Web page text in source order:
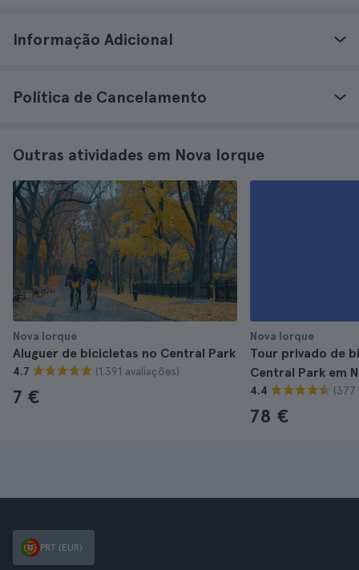
Informação Adicional
Política de Cancelamento
Outras atividades em Nova Iorque
Nova Iorque
Aluguer de bicicletas no Central Park
4.7 (1.391 avaliações)
7 €
Nova Iorque
Tour privado de
Central Park em
4.4 (377
78 €
PRT (EUR)